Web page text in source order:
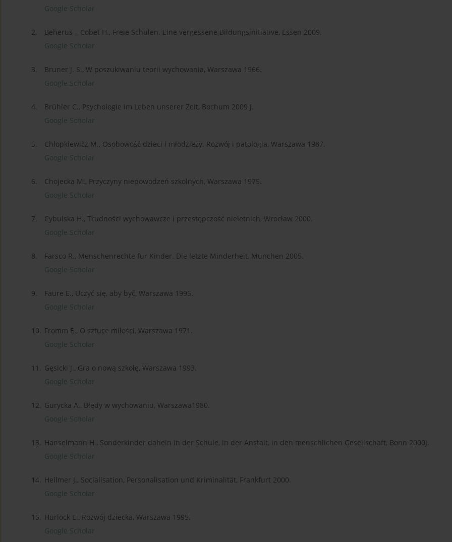
Google Scholar
2.
Beherus – Cobet H., Freie Schulen. Eine vergessene Bildungsinitiative, Essen 2009.
Google Scholar
3.
Bruner J. S., W poszukiwaniu teorii wychowania, Warszawa 1966.
Google Scholar
4.
Brühler C., Psychologie im Leben unserer Zeit, Bochum 2009 J.
Google Scholar
5.
Chłopkiewicz M., Osobowość dzieci i młodzieży. Rozwój i patologia, Warszawa 1987.
Google Scholar
6.
Chojecka M., Przyczyny niepowodzeń szkolnych, Warszawa 1975.
Google Scholar
7.
Cybulska H., Trudności wychowawcze i przestępczość nieletnich, Wrocław 2000.
Google Scholar
8.
Farsco R., Menschenrechte fur Kinder. Die letzte Minderheit, Munchen 2005.
Google Scholar
9.
Faure E., Uczyć się, aby być, Warszawa 1995.
Google Scholar
10. Fromm E., O sztuce miłości, Warszawa 1971.
Google Scholar
11. Gęsicki J., Gra o nową szkołę, Warszawa 1993.
Google Scholar
12. Gurycka A., Błędy w wychowaniu, Warszawa1980.
Google Scholar
13. Hanselmann H., Sonderkinder dahein in der Schule, in der Anstalt, in den menschlichen Gesellschaft, Bonn 2000J.
Google Scholar
14. Hellmer J., Socialisation, Personalisation und Kriminalität, Frankfurt 2000.
Google Scholar
15. Hurlock E., Rozwój dziecka, Warszawa 1995.
Google Scholar